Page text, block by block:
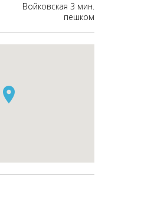
Войковская 3 мин.
пешком